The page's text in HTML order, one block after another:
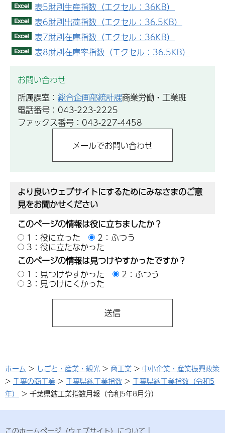
表5財別生産指数（エクセル：36KB）
表6財別出荷指数（エクセル：36.5KB）
表7財別在庫指数（エクセル：36KB）
表8財別在庫率指数（エクセル：36.5KB）
お問い合わせ
所属課室： 総合企画部統計課商業労働・工業班
電話番号：043-223-2225
ファックス番号：043-227-4458
より良いウェブサイトにするためにみなさまのご意
見をお聞かせください
このページの情報は役に立ちましたか？
1：役に立った
2：ふつう
3：役に立たなかった
このページの情報は見つけやすかったですか？
1：見つけやすかった
2：ふつう
3：見つけにくかった
ホーム > しごと・産業・観光 > 商工業 > 中小企業・産業振興政策
> 千葉の商工業 > 千葉県鉱工業指数 > 千葉県鉱工業指数（令和5
年）
> 千葉県鉱工業指数月報（令和5年8月分）
このホームページ（ウェブサイト）について